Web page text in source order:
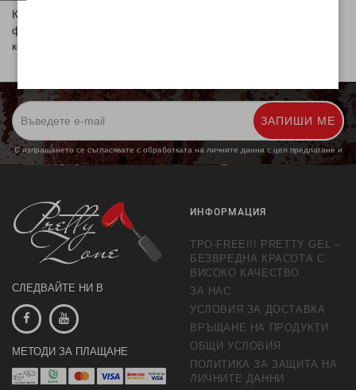
Качествен инструмент произведен от доказана световна
фирма производител на инструменти за маникюр, педикюр и
козметика.
ЗАПИШИ МЕ
С изпращането се съгласявате с обработката на личните данни с цел предлагане и
обработка на маркетингови предложения. Повече информация
СЛЕДВАЙТЕ НИ В
МЕТОДИ ЗА ПЛАЩАНЕ
ИНФОРМАЦИЯ
TPO-FREE!!! PRETTY GEL –
БЕЗВРЕДНА КРАСОТА С
ВИСОКО КАЧЕСТВО
ЗА НАС
УСЛОВИЯ ЗА ДОСТАВКА
ВРЪЩАНЕ НА ПРОДУКТИ
ОБЩИ УСЛОВИЯ
ПОЛИТИКА ЗА ЗАЩИТА НА
ЛИЧНИТЕ ДАННИ